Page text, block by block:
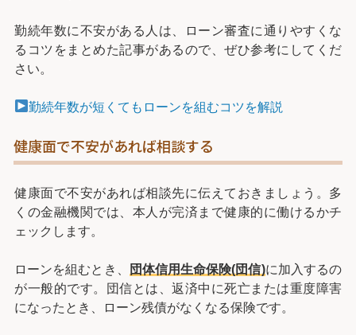
勤続年数に不安がある人は、ローン審査に通りやすくな
るコツをまとめた記事があるので、ぜひ参考にしてくだ
さい。
勤続年数が短くてもローンを組むコツを解説
健康面で不安があれば相談する
健康面で不安があれば相談先に伝えておきましょう。多
くの金融機関では、本人が完済まで健康的に働けるかチ
ェックします。
ローンを組むとき、 団体信用生命保険(団信)に加入するの
が一般的です。団信とは、返済中に死亡または重度障害
になったとき、ローン残債がなくなる保険です。